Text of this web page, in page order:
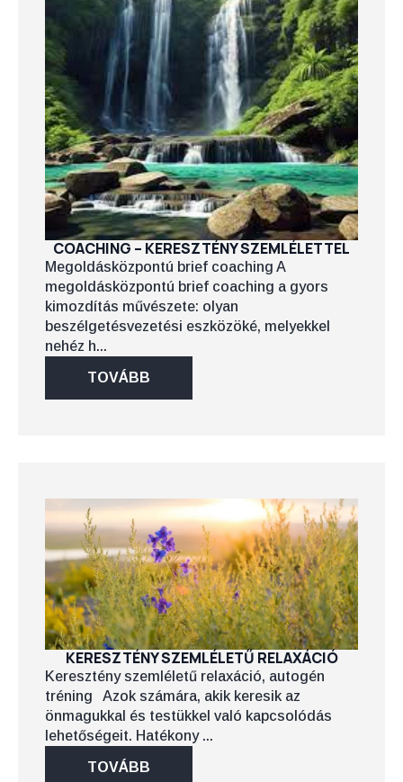
COACHING – KERESZTÉNY SZEMLÉLETTEL
Megoldásközpontú brief coaching A
megoldásközpontú brief coaching a gyors
kimozdítás művészete: olyan
beszélgetésvezetési eszközöké, melyekkel
nehéz h...
TOVÁBB
KERESZTÉNY SZEMLÉLETŰ RELAXÁCIÓ
Keresztény szemléletű relaxáció, autogén
tréning Azok számára, akik keresik az
önmagukkal és testükkel való kapcsolódás
lehetőségeit. Hatékony ...
TOVÁBB